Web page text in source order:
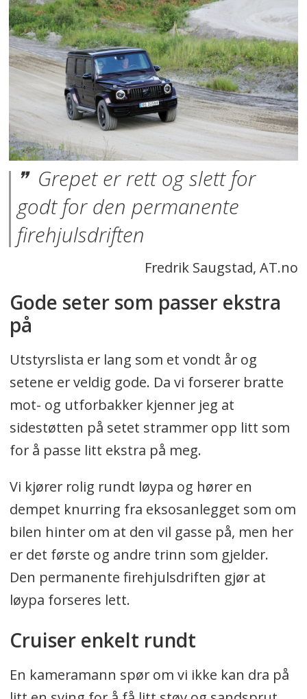
Grepet er rett og slett for
godt for den permanente
firehjulsdriften
Fredrik Saugstad, AT.no
Gode seter som passer ekstra
på
Utstyrslista er lang som et vondt år og
setene er veldig gode. Da vi forserer bratte
mot- og utforbakker kjenner jeg at
sidestøtten på setet strammer opp litt som
for å passe litt ekstra på meg.
Vi kjører rolig rundt løypa og hører en
dempet knurring fra eksosanlegget som om
bilen hinter om at den vil gasse på, men her
er det første og andre trinn som gjelder.
Den permanente firehjulsdriften gjør at
løypa forseres lett.
Cruiser enkelt rundt
En kameramann spør om vi ikke kan dra på